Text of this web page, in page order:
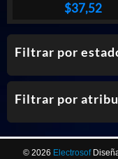
Filtrar por
Filtrar por
$37,52
© 2026 Electrosof